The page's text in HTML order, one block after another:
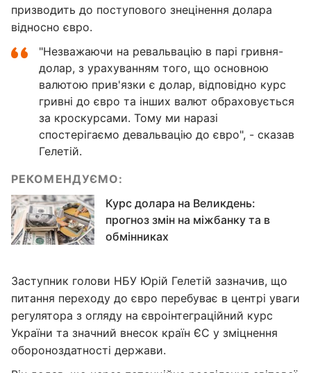
призводить до поступового знецінення долара
відносно євро.
"Незважаючи на ревальвацію в парі гривня-
долар, з урахуванням того, що основною
валютою прив'язки є долар, відповідно курс
гривні до євро та інших валют обраховується
за кроскурсами. Тому ми наразі
спостерігаємо девальвацію до євро", - сказав
Гелетій.
РЕКОМЕНДУЄМО:
Курс долара на Великдень:
прогноз змін на міжбанку та в
обмінниках
Заступник голови НБУ Юрій Гелетій зазначив, що
питання переходу до євро перебуває в центрі уваги
регулятора з огляду на євроінтеграційний курс
України та значний внесок країн ЄС у зміцнення
обороноздатності держави.